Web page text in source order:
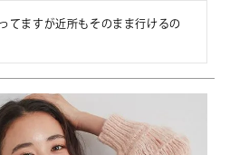
てますが近所もそのまま行けるの